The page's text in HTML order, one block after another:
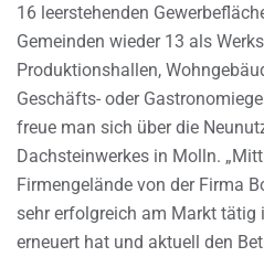
16 leerstehenden
Gemeinden wieder 13 als
Produktionshallen,
Geschäfts- oder
freue man sich über die
Dachsteinwerkes in Molln.
Firmengelände von der Firma
sehr erfolgreich am Markt tätig
erneuert hat und aktuell den